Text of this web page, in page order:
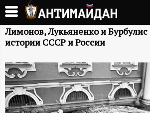
Перейти
основному
содержанию
А
Т
И
Лимонов, Лукьяненко и
истории СССР и России